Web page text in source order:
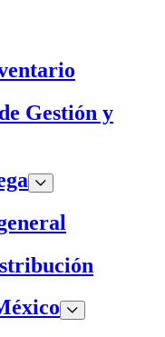
Gestión y